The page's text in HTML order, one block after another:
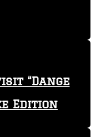
“Dange
Edition